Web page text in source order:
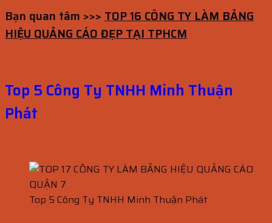
Bạn quan tâm >>> TOP 16 CÔNG TY LÀM BẢNG
HIỆU QUẢNG CÁO ĐẸP TẠI TPHCM
Top 5 Công Ty TNHH Minh Thuận
Phát
Top 5 Công Ty TNHH Minh Thuận Phát